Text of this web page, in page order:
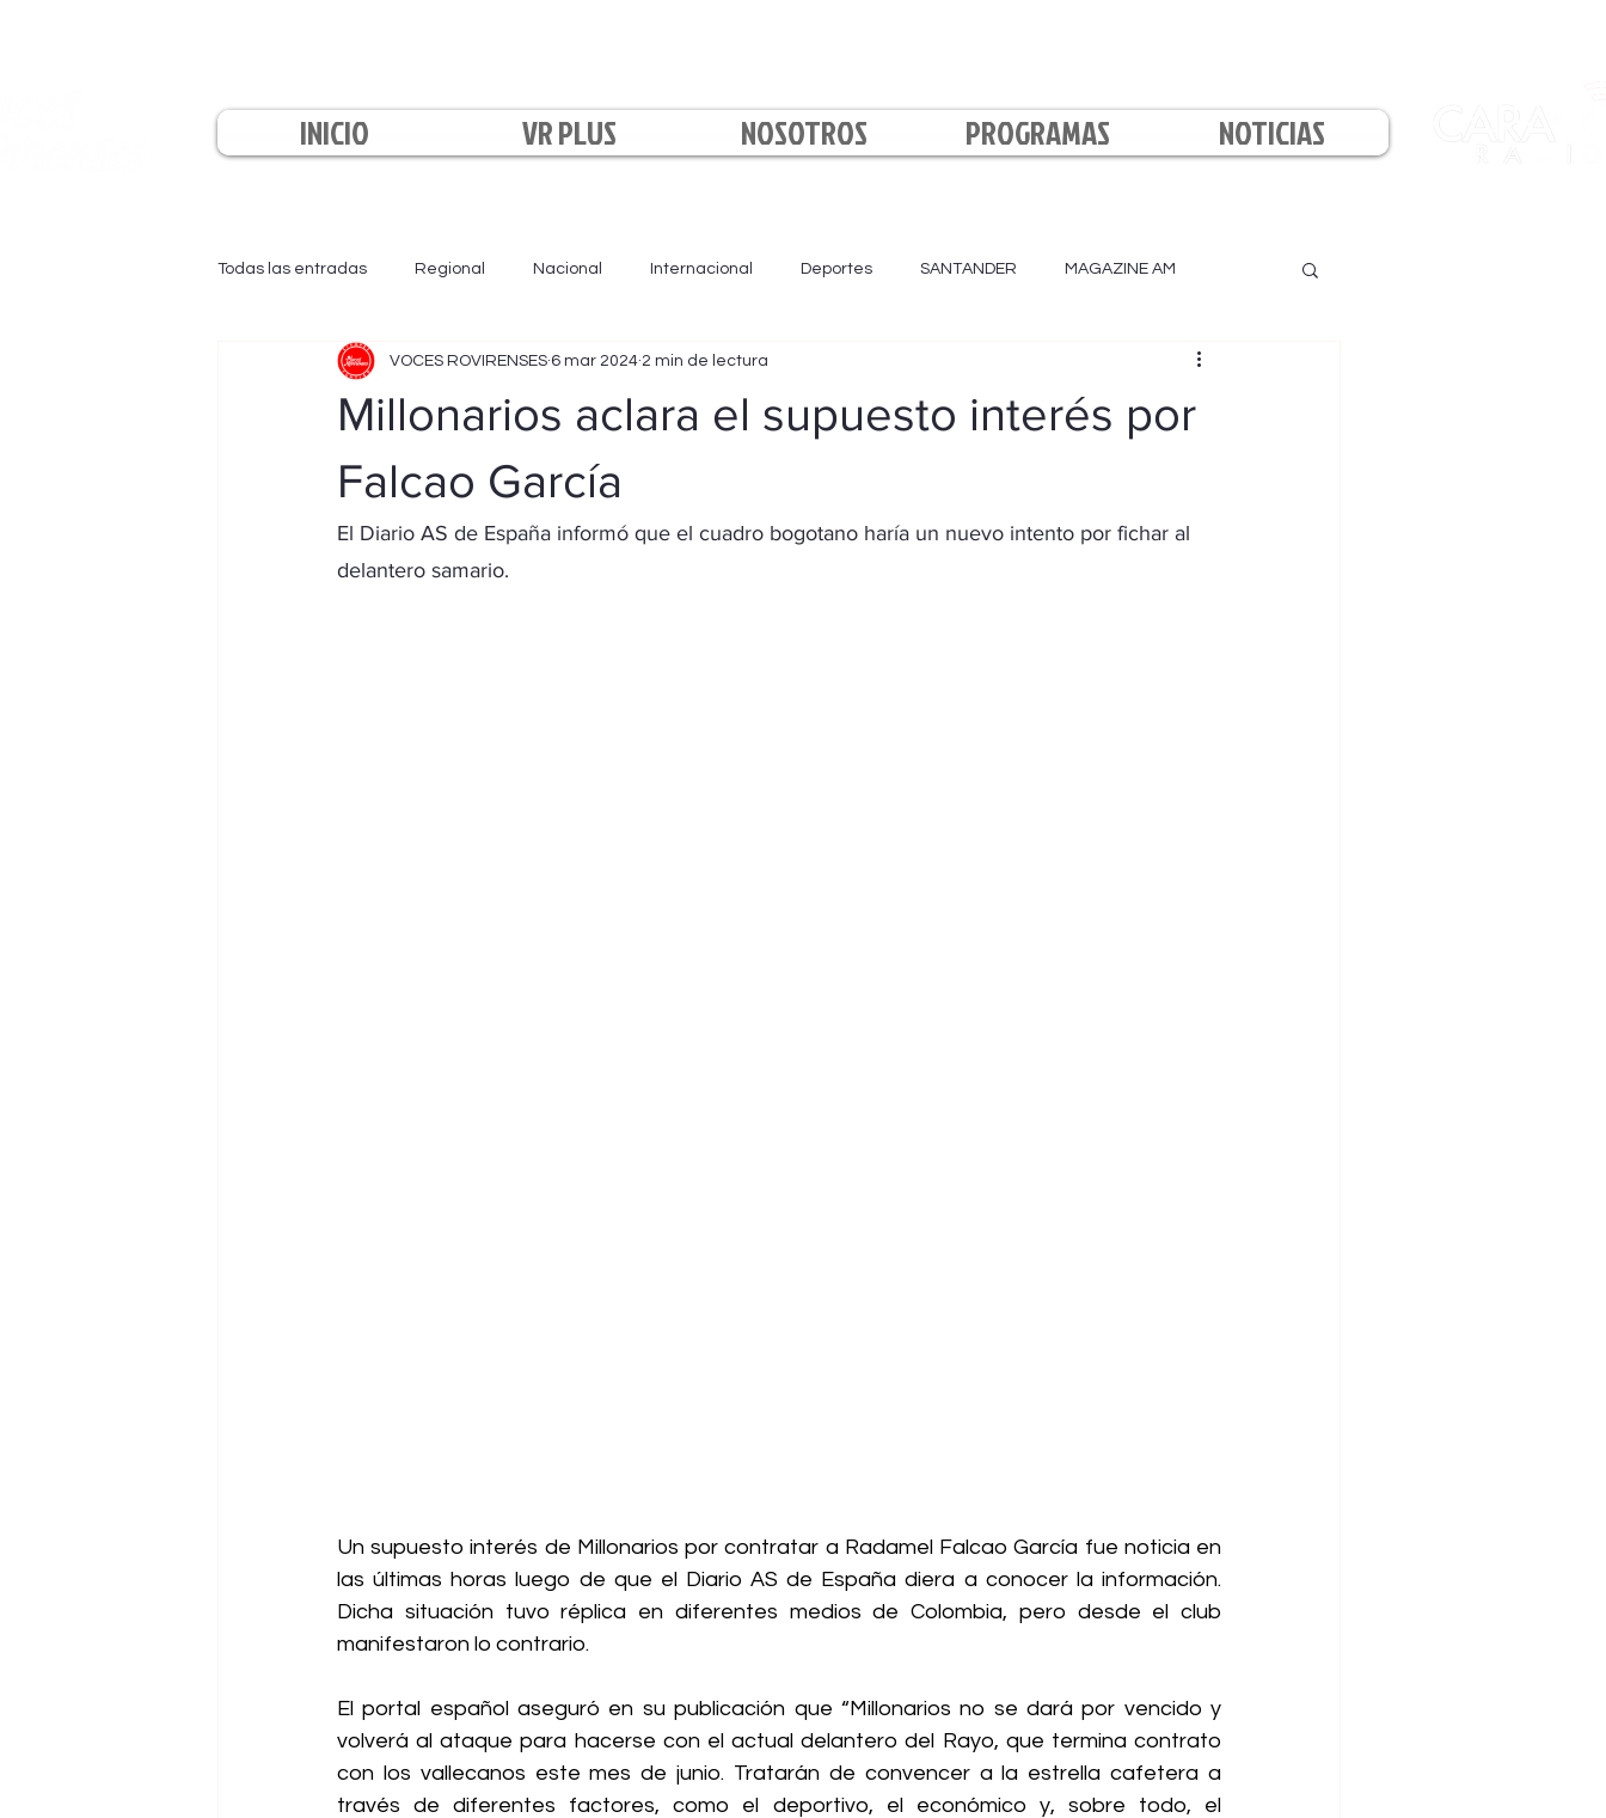
INICIO VR PLUS NOSOTROS PROGRAMAS NOTICIAS
Todas las entradas Regional Nacional Internacional Deportes SANTANDER MAGAZINE AM
EL INFORMATIVO LA TARDE LA NOCHE BOYACÁ
Millonarios aclara el supuesto interés por
Falcao García
VOCES ROVIRENSES 6 mar 2024 2 min de lectura
El Diario AS de España informó que el cuadro bogotano haría un nuevo intento por fichar al
delantero samario.
Un supuesto interés de Millonarios por contratar a Radamel Falcao García fue noticia en
las últimas horas luego de que el Diario AS de España diera a conocer la información.
Dicha situación tuvo réplica en diferentes medios de Colombia, pero desde el club
manifestaron lo contrario.
El portal español aseguró en su publicación que “Millonarios no se dará por vencido y
volverá al ataque para hacerse con el actual delantero del Rayo, que termina contrato
con los vallecanos este mes de junio. Tratarán de convencer a la estrella cafetera a
través de diferentes factores, como el deportivo, el económico y, sobre todo, el